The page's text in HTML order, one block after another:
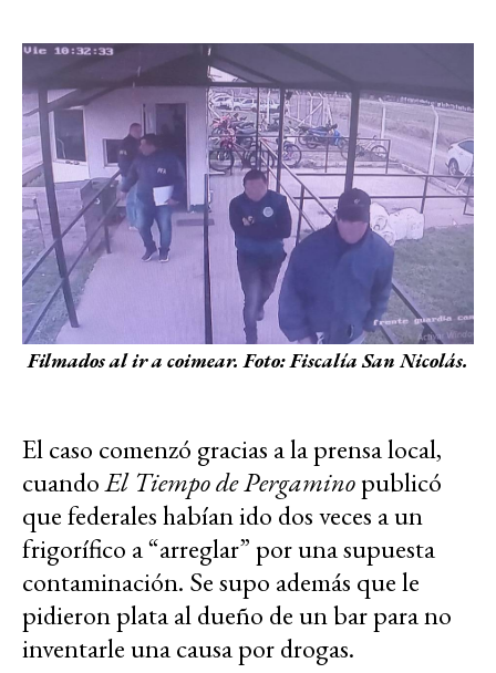
Filmados al ir a coimear. Foto: Fiscalía San Nicolás.
El caso comenzó gracias a la prensa local,
cuandoEl Tiempo de Pergaminopublicó
que federales habían ido dos veces a un
frigorífico a “arreglar” por una supuesta
contaminación. Se supo además que le
pidieron plata al dueño de un bar para no
inventarle una causa por drogas.